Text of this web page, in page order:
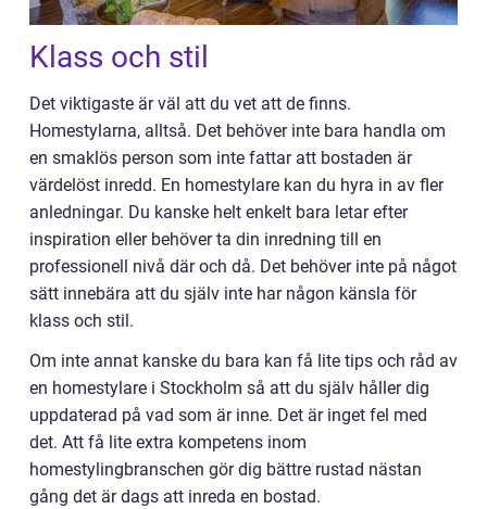
Klass och stil
Det viktigaste är väl att du vet att de finns.
Homestylarna, alltså. Det behöver inte bara handla om
en smaklös person som inte fattar att bostaden är
värdelöst inredd. En homestylare kan du hyra in av fler
anledningar. Du kanske helt enkelt bara letar efter
inspiration eller behöver ta din inredning till en
professionell nivå där och då. Det behöver inte på något
sätt innebära att du själv inte har någon känsla för
klass och stil.
Om inte annat kanske du bara kan få lite tips och råd av
en homestylare i Stockholm så att du själv håller dig
uppdaterad på vad som är inne. Det är inget fel med
det. Att få lite extra kompetens inom
homestylingbranschen gör dig bättre rustad nästan
gång det är dags att inreda en bostad.